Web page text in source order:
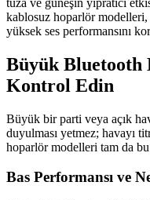
kablosuz hoparlör
yüksek ses performansını
Büyük
Kontrol Edin
Büyük bir parti veya açık
duyulması yetmez; havayı
hoparlör modelleri tam da
Bas Performansı ve